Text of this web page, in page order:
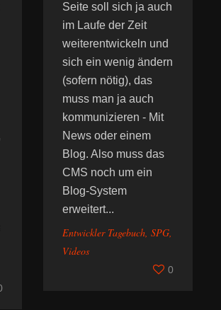
Seite soll sich ja auch
im Laufe der Zeit
weiterentwickeln und
sich ein wenig ändern
(sofern nötig), das
muss man ja auch
kommunizieren - Mit
News oder einem
Blog. Also muss das
CMS noch um ein
Blog-System
erweitert...
Entwickler Tagebuch, SPG,
Videos
0